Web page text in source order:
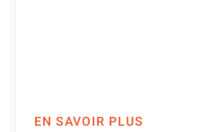
EN SAVOIR PLUS